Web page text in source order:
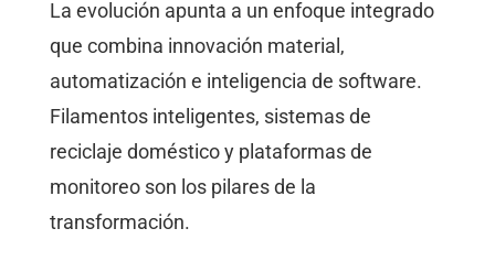
La evolución apunta a un enfoque integrado
que combina innovación material,
automatización e inteligencia de software.
Filamentos inteligentes, sistemas de
reciclaje doméstico y plataformas de
monitoreo son los pilares de la
transformación.